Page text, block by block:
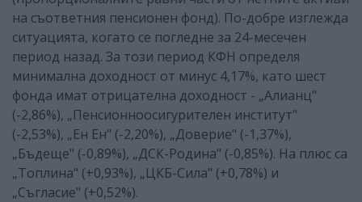
на съответния пенсионен фонд). По-добре изглежда
ситуацията, когато се погледне за 24-месечен
период назад. За този период КФН определя
минимална доходност от минус 4,17%, като шест
фонда имат отрицателна доходност - „Алианц"
(-2,86%), „Пенсионноосигурителен институт"
(-2,53%), „Ен Ен" (-2,20%), „Доверие" (-1,37%),
„Бъдеще" (-0,89%), „ДСК-Родина" (-0,85%). На плюс са
„Топлина" (+0,93%), „ЦКБ-Сила" (+0,78%) и
„Съгласие" (+0,52%).